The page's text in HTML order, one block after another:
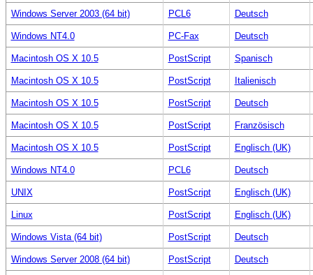
Windows Server 2003 (64 bit) PCL6 Deutsch
Windows NT4.0 PC-Fax Deutsch
Macintosh OS X 10.5 PostScript Spanisch
Macintosh OS X 10.5 PostScript Italienisch
Macintosh OS X 10.5 PostScript Deutsch
Macintosh OS X 10.5 PostScript Französisch
Macintosh OS X 10.5 PostScript Englisch (UK)
Windows NT4.0 PCL6 Deutsch
UNIX PostScript Englisch (UK)
Linux PostScript Englisch (UK)
Windows Vista (64 bit) PostScript Deutsch
Windows Server 2008 (64 bit) PostScript Deutsch